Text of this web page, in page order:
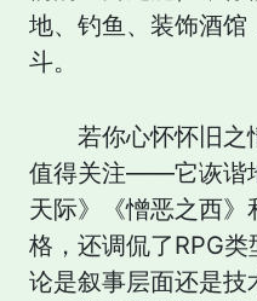
地、钓鱼、装饰酒
斗。
若你心怀怀旧
值得关注——它诙谐
天际》《憎恶之西
格，还调侃了RPG
论是叙事层面还是